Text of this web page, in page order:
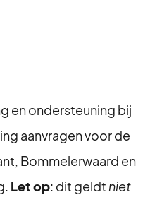
en ondersteuning bij
aanvragen voor de
Bommelerwaard en
Let op: dit geldt niet